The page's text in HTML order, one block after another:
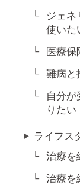
ジェネ
使いた
医療保
難病と
自分が
りたい
ライフス
治療を
治療を